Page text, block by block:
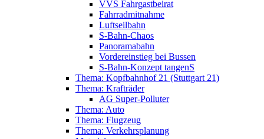
VVS Fahrgastbeirat
Fahrradmitnahme
Luftseilbahn
S-Bahn-Chaos
Panoramabahn
Vordereinstieg bei Bussen
S-Bahn-Konzept tangenS
Thema: Kopfbahnhof 21 (Stuttgart 21)
Thema: Krafträder
AG Super-Polluter
Thema: Auto
Thema: Flugzeug
Thema: Verkehrsplanung